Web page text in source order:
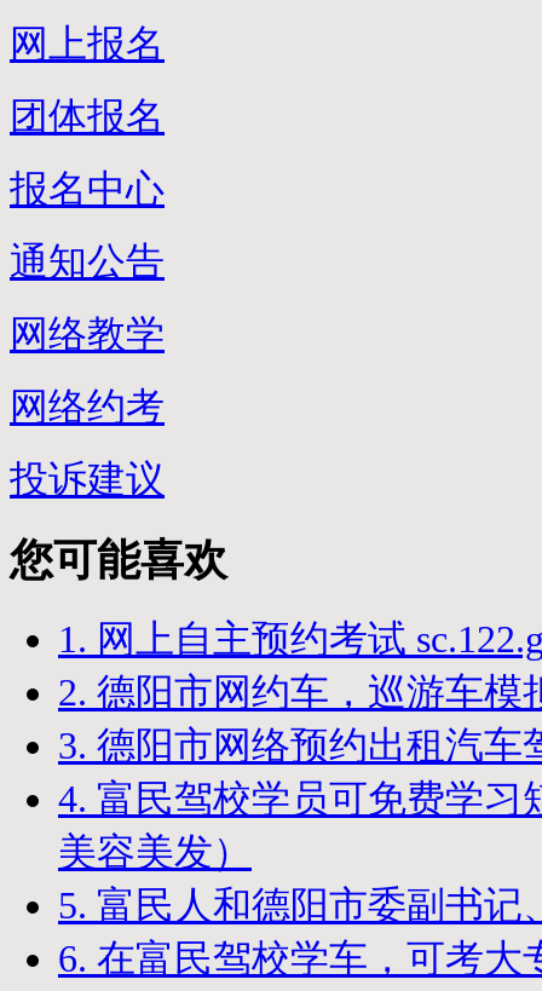
网上报名
团体报名
报名中心
通知公告
网络教学
网络约考
投诉建议
您可能喜欢
1. 网上自主预约考试
2. 德阳市网约车，巡游车模
3. 德阳市网络预约出租汽车
4. 富民驾校学员可免费学
美容美发）
5. 富民人和德阳市委副书
6. 在富民驾校学车，可考大